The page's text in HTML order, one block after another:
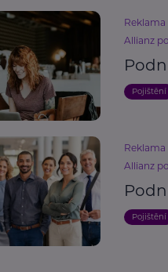
Reklama
Allianz
Pojištění
Reklama
Allianz
Pojištění